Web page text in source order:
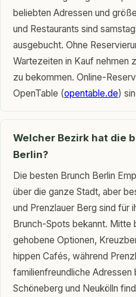
beliebten Adressen und
und Restaurants sind
ausgebucht. Ohne
Wartezeiten in Kauf nehmen
zu bekommen. Online-
OpenTable (opentable.de)
Welcher Bezirk hat die
Berlin?
Die besten Brunch Berlin
über die ganze Stadt, aber
und Prenzlauer Berg sind für
Brunch-Spots bekannt. Mitte
gehobene Optionen,
hippen Cafés, während
familienfreundliche Adressen
Schöneberg und Neukölln